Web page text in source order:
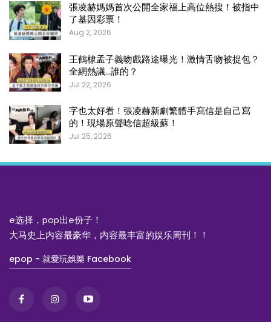
張凌赫媽媽首次公開全家福上高位熱搜！被指中
了基因彩票！
Aug 2, 2026
王鶴棣孟子義吻戲路途曝光！激情舌吻被捉包？
全網熱議…誰的？
Jul 22, 2026
字也太好看！張凌赫新劇繁體手寫信是自己寫
的！現場原聲唸信超級蘇！
Jul 25, 2026
e选择，pop出e份子！
大马史上内容最豪华，内容最丰富的娱乐周刊！！
epop - 就愛玩娛樂 Facebook